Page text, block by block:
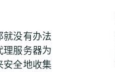
没有办法
服务器为
安全地收集